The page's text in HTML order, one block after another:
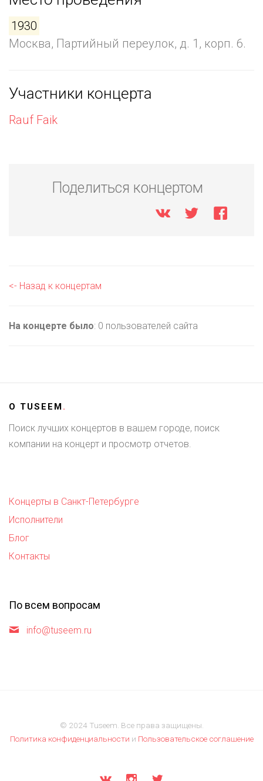
1930
Москва, Партийный переулок, д. 1, корп. 6.
Участники концерта
Rauf Faik
Поделиться концертом
<- Назад к концертам
На концерте было: 0 пользователей сайта
О TUSEEM.
Поиск лучших концертов в вашем городе, поиск
компании на концерт и просмотр отчетов.
Концерты в Санкт-Петербурге
Исполнители
Блог
Контакты
По всем вопросам
info@tuseem.ru
© 2024 Tuseem. Все права защищены.
Политика конфиденциальности и Пользовательское соглашение